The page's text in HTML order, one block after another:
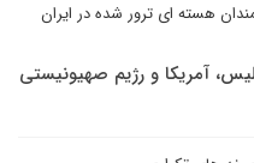
هسته ای ترور شده در ایران
آمریکا و رژیم صهیونیستی